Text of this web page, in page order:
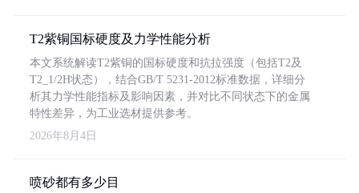
T2紫铜国标硬度及力学性能分析
本文系统解读T2紫铜的国标硬度和抗拉强度（包括T2及
T2_1/2H状态），结合GB/T 5231-2012标准数据，详细分
析其力学性能指标及影响因素，并对比不同状态下的金属
特性差异，为工业选材提供参考。
2026年8月4日
喷砂都有多少目